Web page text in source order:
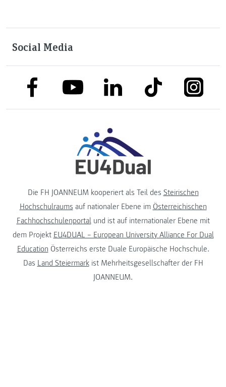
Social Media
link to facebooklink to youtubelink to linkedinlink to tiktok
Die FH JOANNEUM kooperiert als Teil des Steirischen
Hochschulraums auf nationaler Ebene im Österreichischen
Fachhochschulenportalund ist auf internationaler Ebene mit
dem Projekt EU4DUAL – European University Alliance For Dual
Education Österreichs erste Duale Europäische Hochschule.
Das Land Steiermarkist Mehrheitsgesellschafter der FH
JOANNEUM.